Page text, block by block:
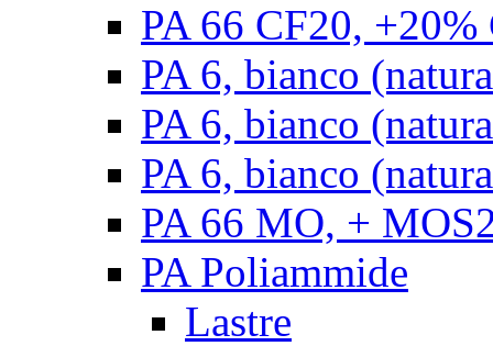
PA 66 CF20,
PA 6, bianco
PA 6, bianco
PA 6, bianco
PA 66 MO, +
PA Poliammide
Lastre